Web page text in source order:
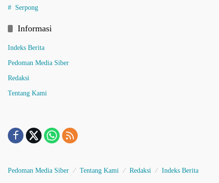
Serpong
Informasi
Indeks Berita
Pedoman Media Siber
Redaksi
Tentang Kami
Pedoman Media Siber Tentang Kami Redaksi Indeks Berita